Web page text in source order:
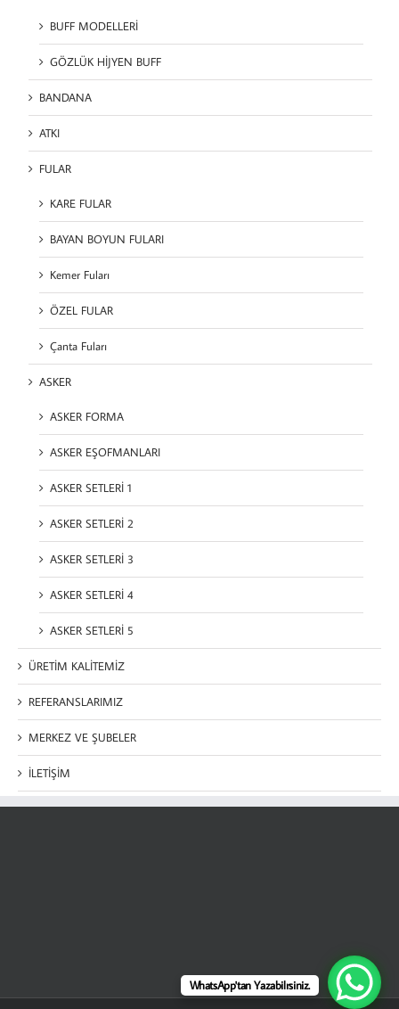
BUFF MODELLERİ
GÖZLÜK HİJYEN BUFF
BANDANA
ATKI
FULAR
KARE FULAR
BAYAN BOYUN FULARI
Kemer Fuları
ÖZEL FULAR
Çanta Fuları
ASKER
ASKER FORMA
ASKER EŞOFMANLARI
ASKER SETLERİ 1
ASKER SETLERİ 2
ASKER SETLERİ 3
ASKER SETLERİ 4
ASKER SETLERİ 5
ÜRETİM KALİTEMİZ
REFERANSLARIMIZ
MERKEZ VE ŞUBELER
İLETİŞİM
WhatsApp'tan Yazabilrsiniz.